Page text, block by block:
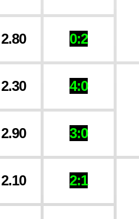
2.80 0:2
2.30 4:0
2.90 3:0
2.10 2:1